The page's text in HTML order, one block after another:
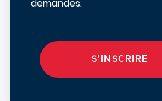
demandes.
S'INSCRIRE